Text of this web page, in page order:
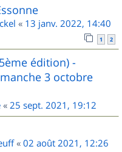
« 13 janv. 2022, 14:40
1 2
édition) -
3 octobre
« 25 sept. 2021, 19:12
« 02 août 2021, 12:26